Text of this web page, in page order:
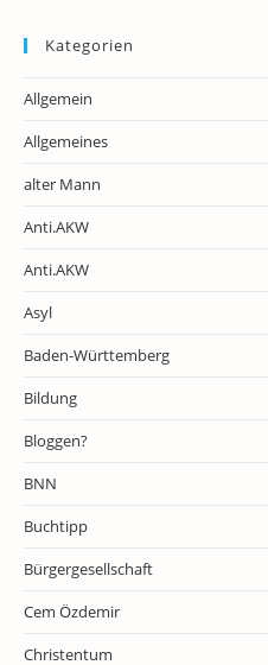
Kategorien
Allgemein
Allgemeines
alter Mann
Anti.AKW
Anti.AKW
Asyl
Baden-Württemberg
Bildung
Bloggen?
BNN
Buchtipp
Bürgergesellschaft
Cem Özdemir
Christentum